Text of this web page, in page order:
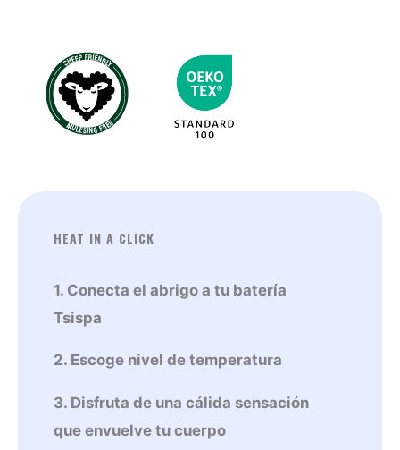
HEAT IN A CLICK
1. Conecta el abrigo a tu batería
Tsispa
2. Escoge nivel de temperatura
3. Disfruta de una cálida sensación
que envuelve tu cuerpo